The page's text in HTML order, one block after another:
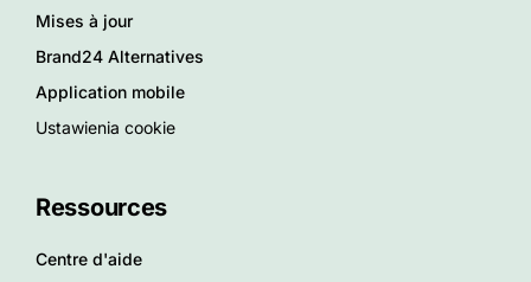
Mises à jour
Brand24 Alternatives
Application mobile
Ustawienia cookie
Ressources
Centre d'aide